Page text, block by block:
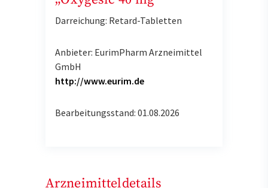
Darreichung: Retard-Tabletten
Anbieter: EurimPharm Arzneimittel
GmbH
http://www.eurim.de
Bearbeitungsstand: 01.08.2026
Arzneimitteldetails